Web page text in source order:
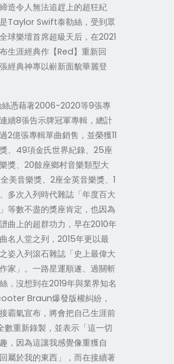
造令人無法追趕上的超狂紀
Taylor Swift泰勒絲，受到眾
球樂壇首席超級天后，在2021
生涯經典作【Red】重新回
經典神專以嶄新面貌華麗登
憑藉著2006-2020等9張專
續8張告示牌冠軍專輯，總計
2億張專輯單曲銷售，並榮獲11
、 49項金氏世界紀錄、 25座
獎、 20餘座鄉村音樂類型大
美音樂獎、 2座全英音樂獎、 1
多次入列時代雜誌「年度百大
等數不盡的獎座肯定，也因為
曲上的超群功力，早在2010年
名人堂之列， 2015年更以最
姿入列滾石雜誌「史上最偉大
家」。一路星運順遂、過關斬
，沒想到在2019年與業界知名
Braun爆發版權糾紛，
霸氣宣布，將會把自己生涯前
數重新錄製，並表示「這一切
，因為這讓我感覺像重獲自
屬於我的東西」，而在接續著